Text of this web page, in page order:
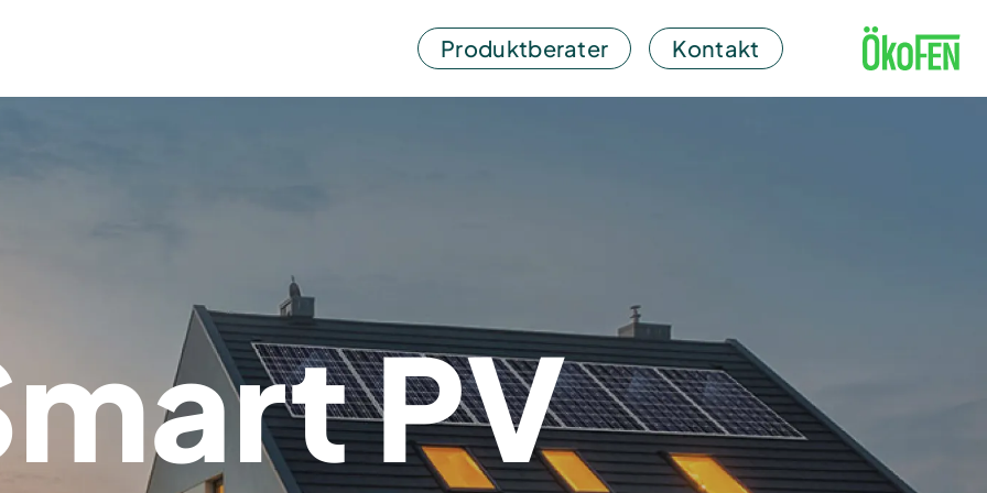
Produktberater Kontakt
PV